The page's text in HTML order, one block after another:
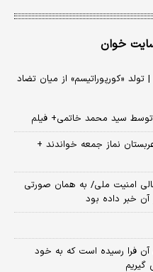
خوان
| تولد «کورپوراتیسم» از میان تضاد
توسط سید محمد خاتمی+ فیلم
نماز جمعه خواندند +
امنیت ملی/ به همان صورتی
آن خبر داده بود
آن فرا رسیده است که به خود
گیریم